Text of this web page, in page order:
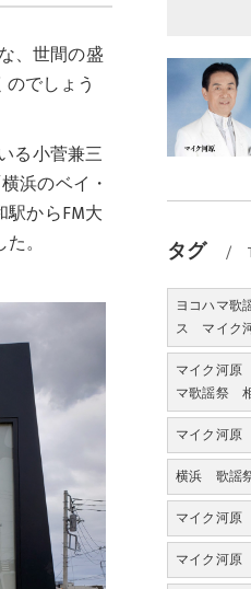
、世間の盛
でしょう
る小菅兼三
浜のベイ・
からFM大
。
タグ
ヨコハマ
ス マイク
マイク河
マ歌謡祭
マイク河
横浜 歌謡
マイク河
マイク河